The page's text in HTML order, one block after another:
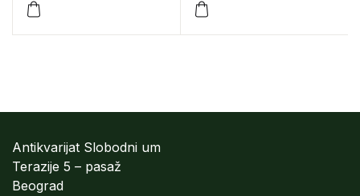
Antikvarijat Slobodni um
Terazije 5 – pasaž
Beograd